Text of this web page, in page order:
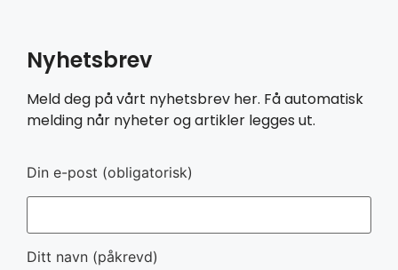
Nyhetsbrev
Meld deg på vårt nyhetsbrev her. Få automatisk
melding når nyheter og artikler legges ut.
Din e-post (obligatorisk)
Ditt navn (påkrevd)